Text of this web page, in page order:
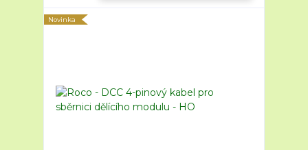
Novinka